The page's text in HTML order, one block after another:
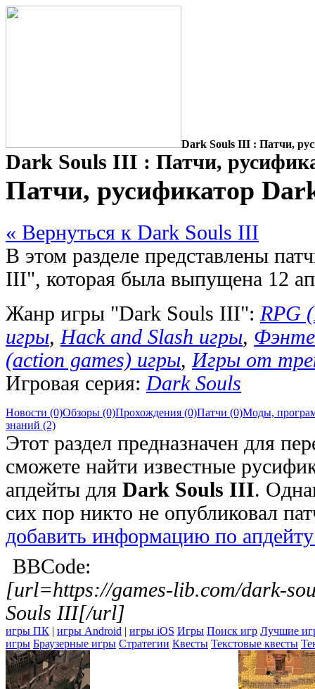
Dark Souls III : Патчи,
Dark Souls III : Патчи,
Патчи, русификатор
« Вернуться к Dark Souls III
В этом разделе представлены
III", которая была выпущена 12
Жанр игры "Dark Souls III": RPG
игры, Hack and Slash игры,
(action games) игры, Игры от
Игровая серия: Dark Souls
Новости (0)Обзоры (0)Прохождения (0)Патчи (0)Моды,
знаний (2)
Этот раздел предназначен для
сможете найти известные
апдейты для Dark Souls III.
сих пор никто не опубликовал
добавить информацию по
BBCode:
[url=https://games-lib.com/dark-
Souls III[/url]
игры ПК | игры Android | игры iOS Игры Поиск игр Лучшие
игры Браузерные игры Стратегии Квесты Текстовые квесты